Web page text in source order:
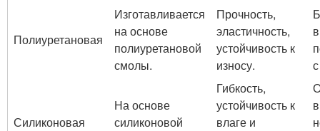
Полиуретановая
Изготавливается
на основе
полиуретановой
смолы.
Прочность,
эластичность,
устойчивость к
износу.
Силиконовая
На основе
силиконовой
Гибкость,
устойчивость к
влаге и